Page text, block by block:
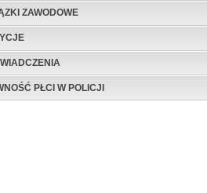
ZAWODOWE
PŁCI W POLICJI